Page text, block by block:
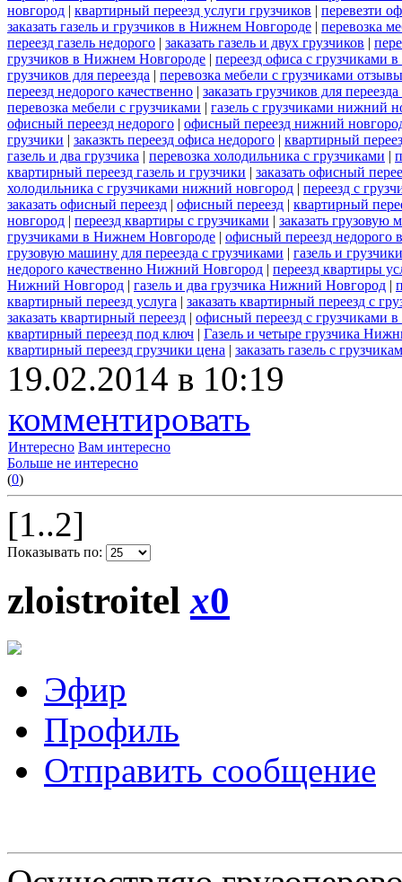
новгород | квартирный переезд услуги грузчиков | перевезти
заказать газель и грузчиков в Нижнем Новгороде | перевозка
переезд газель недорого | заказать газель и двух грузчиков |
грузчиков в Нижнем Новгороде | переезд офиса с грузчиками
грузчиков для переезда | перевозка мебели с грузчиками отзывы
переезд недорого качественно | заказать грузчиков для
перевозка мебели с грузчиками | газель с грузчиками нижний
офисный переезд недорого | офисный переезд нижний
грузчики | заказкть переезд офиса недорого | квартирный
газель и два грузчика | перевозка холодильника с грузчиками |
квартирный переезд газель и грузчики | заказать офисный
холодильника с грузчиками нижний новгород | переезд с
заказать офисный переезд | офисный переезд | квартирный
новгород | переезд квартиры с грузчиками | заказать грузовую
грузчиками в Нижнем Новгороде | офисный переезд
грузовую машину для переезда с грузчиками | газель и
недорого качественно Нижний Новгород | переезд квартиры
Нижний Новгород | газель и два грузчика Нижний Новгород |
квартирный переезд услуга | заказать квартирный переезд с
заказать квартирный переезд | офисный переезд с грузчиками
квартирный переезд под ключ | Газель и четыре грузчика
квартирный переезд грузчики цена | заказать газель с
19.02.2014 в 10:19
комментировать
Интересно Вам интересно
Больше не интересно
(0)
[1..2]
Показывать по:
zloistroitelx0
Эфир
Профиль
Отправить сообщение